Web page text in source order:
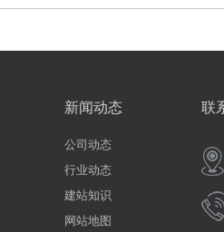
新闻动态
公司动态
行业动态
建站知识
网站地图
联